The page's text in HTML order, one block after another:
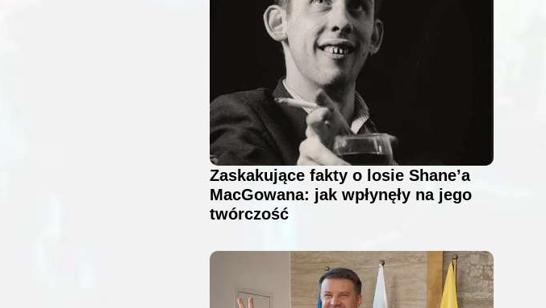
Zaskakujące fakty o losie Shane’a
MacGowana: jak wpłynęły na jego
twórczość